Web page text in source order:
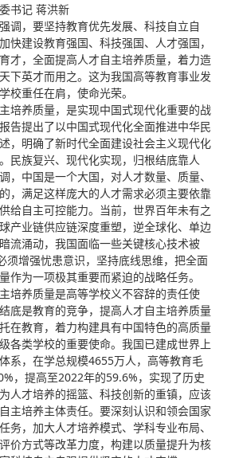
书记 蒋洪新
调，要坚持教育优先发展、科技自立自
快建设教育强国、科技强国、人才强国，
才，全面提高人才自主培养质量，着力造
下英才而用之。这为我国高等教育事业发
校重任在肩，使命光荣。
培养质量，是实现中国式现代化重要的战
告提出了以中国式现代化全面推进中华民
，明确了新时代全面建设社会主义现代化
民族复兴、现代化实现，归根结底靠人
，中国是一个大国，对人才数量、质量、
，满足这样庞大的人才需求必须主要依靠
给自主可控能力。当前，世界百年未有之
产业链供应链深度重塑，逆全球化、单边
流涌动，我国面临一些关键核心技术被
须增强忧患意识，坚持底线思维，把全面
作为一项极其重要而紧迫的战略任务。
培养质量是高等学校义不容辞的责任使
底是教育的竞争，提高人才自主培养质量
在教育，着力构建具有中国特色的高质量
各类学校的重要使命。我国已建成世界上
系，在学总规模4655万人，高等教育毛
，提高至2022年的59.6%，实现了历史
人才培养的摇篮、科技创新的重镇，应该
主培养主体责任。要深刻认识和领会国家
务，加大人才培养模式、学科专业布局、
价方式等改革力度，构建以质量提升为核